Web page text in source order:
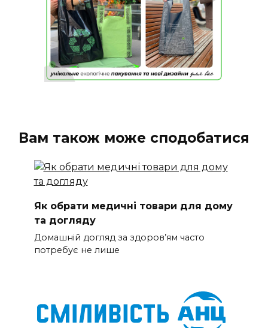
Вам також може сподобатися
Як обрати медичні товари для дому
та догляду
Домашній догляд за здоров’ям часто
потребує не лише